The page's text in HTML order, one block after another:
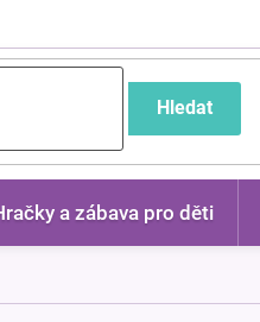
Hledat
a zábava pro děti